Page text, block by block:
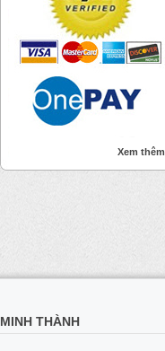
Xem thêm
MINH THÀNH